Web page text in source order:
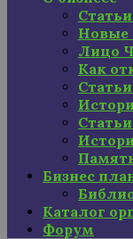
Новые
Лицо
Как
Бизнес
Каталог
Форум